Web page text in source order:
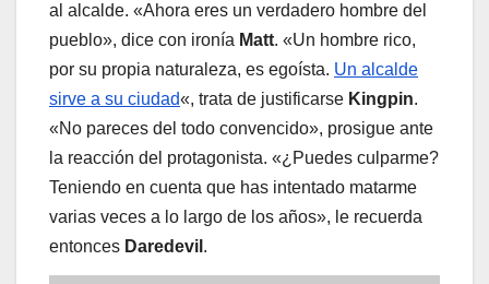
al alcalde. «Ahora eres un verdadero hombre del
pueblo», dice con ironía Matt. «Un hombre rico,
por su propia naturaleza, es egoísta. Un alcalde
sirve a su ciudad«, trata de justificarse Kingpin.
«No pareces del todo convencido», prosigue ante
la reacción del protagonista. «¿Puedes culparme?
Teniendo en cuenta que has intentado matarme
varias veces a lo largo de los años», le recuerda
entonces Daredevil .